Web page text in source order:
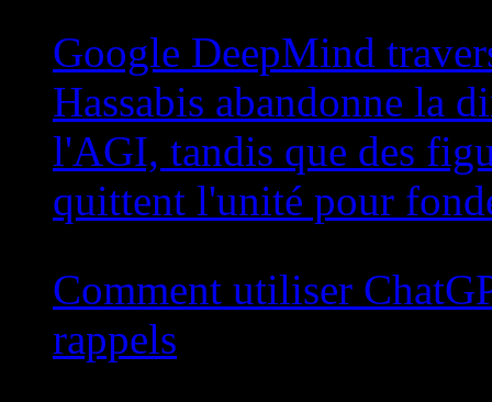
Google DeepMind
Hassabis abandonne la
l'AGI, tandis que des
quittent l'unité pour
Comment utiliser
rappels